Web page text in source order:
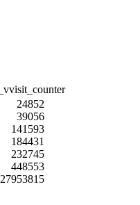
24852
39056
141593
184431
232745
448553
27953815